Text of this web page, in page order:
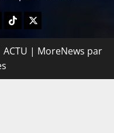
| MoreNews par